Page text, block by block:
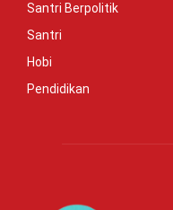
Santri Berpolitik
Santri
Hobi
Pendidikan